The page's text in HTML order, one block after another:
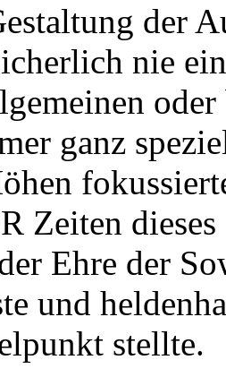
der
nie
ganz
Zeiten
Ehre der
und
stellte.